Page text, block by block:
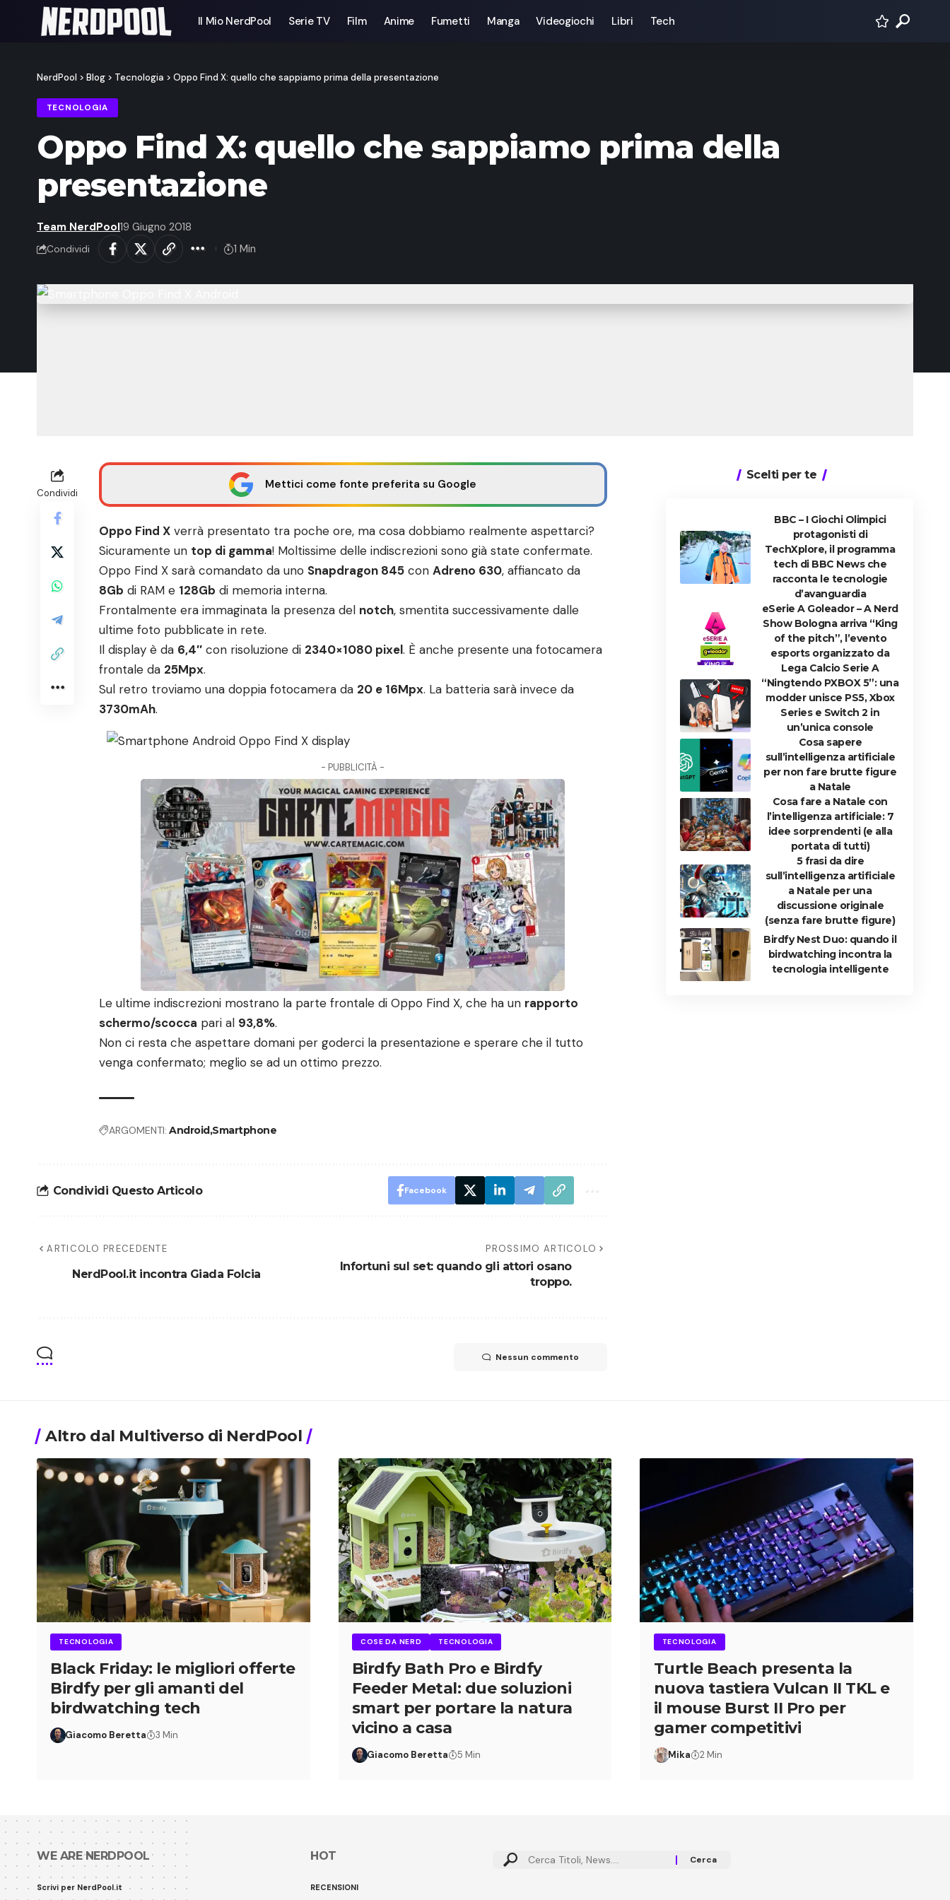
Il Mio NerdPool Serie TV Film Anime Fumetti Manga Videogiochi Libri Tech
NerdPool > Blog > Tecnologia > Oppo Find X: quello che sappiamo prima della presentazione
TECNOLOGIA
Oppo Find X: quello che sappiamo prima della
presentazione
Team NerdPool19 Giugno 2018
Condividi 1 Min
Condividi
Mettici come fonte preferita su Google
Oppo Find X verrà presentato tra poche ore, ma cosa dobbiamo realmente aspettarci?
Sicuramente un top di gamma! Moltissime delle indiscrezioni sono già state confermate.
Oppo Find X sarà comandato da uno Snapdragon 845 con Adreno 630, affiancato da
8Gb di RAM e 128Gb di memoria interna.
Frontalmente era immaginata la presenza del notch, smentita successivamente dalle
ultime foto pubblicate in rete.
Il display è da 6,4″ con risoluzione di 2340×1080 pixel. È anche presente una fotocamera
frontale da 25Mpx.
Sul retro troviamo una doppia fotocamera da 20 e 16Mpx. La batteria sarà invece da
3730mAh.
- PUBBLICITÀ -
Le ultime indiscrezioni mostrano la parte frontale di Oppo Find X, che ha un rapporto
schermo/scocca pari al 93,8%.
Non ci resta che aspettare domani per goderci la presentazione e sperare che il tutto
venga confermato; meglio se ad un ottimo prezzo.
ARGOMENTI: AndroidSmartphone
Condividi Questo Articolo Facebook
ARTICOLO PRECEDENTE
NerdPool.it incontra Giada Folcia
PROSSIMO ARTICOLO
Infortuni sul set: quando gli attori osano
troppo.
Nessun commento
Scelti per te
BBC – I Giochi Olimpici
protagonisti di
TechXplore, il programma
tech di BBC News che
racconta le tecnologie
d’avanguardia
eSerie A Goleador – A Nerd
Show Bologna arriva “King
of the pitch”, l’evento
esports organizzato da
Lega Calcio Serie A
“Ningtendo PXBOX 5”: una
modder unisce PS5, Xbox
Series e Switch 2 in
un’unica console
Cosa sapere
sull’intelligenza artificiale
per non fare brutte figure
a Natale
Cosa fare a Natale con
l’intelligenza artificiale: 7
idee sorprendenti (e alla
portata di tutti)
5 frasi da dire
sull’intelligenza artificiale
a Natale per una
discussione originale
(senza fare brutte figure)
Birdfy Nest Duo: quando il
birdwatching incontra la
tecnologia intelligente
Altro dal Multiverso di NerdPool
TECNOLOGIA
Black Friday: le migliori offerte
Birdfy per gli amanti del
birdwatching tech
Giacomo Beretta 3 Min
COSE DA NERD TECNOLOGIA
Birdfy Bath Pro e Birdfy
Feeder Metal: due soluzioni
smart per portare la natura
vicino a casa
Giacomo Beretta 5 Min
TECNOLOGIA
Turtle Beach presenta la
nuova tastiera Vulcan II TKL e
il mouse Burst II Pro per
gamer competitivi
Mika 2 Min
WE ARE NERDPOOL
Scrivi per NerdPool.it
HOT
RECENSIONI